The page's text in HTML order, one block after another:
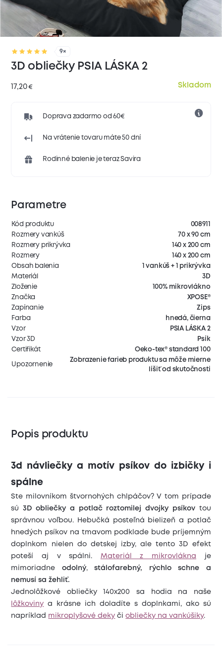
9×
3D obliečky PSIA LÁSKA 2
17,20€ Skladom
Doprava zadarmo od 60€
Na vrátenie tovaru máte 50 dní
Rodinné balenie je teraz Savira
Parametre
Kód produktu
008911
Rozmery vankúš
70 x 90 cm
Rozmery prikrývka
140 x 200 cm
Rozmery
140 x 200 cm
Obsah balenia
1 vankúš + 1 prikrývka
Materiál
3D
Zloženie
100% mikrovlákno
Značka
XPOSE®
Zapínanie
Zips
Farba
hnedá, čierna
Vzor
PSIA LÁSKA 2
Vzor 3D
Psík
Certifikát
Oeko-tex® standard 100
Upozornenie
Zobrazenie farieb produktu sa môže mierne
líšiť od skutočnosti
Popis produktu
3d návliečky a motív psíkov do izbičky i
spálne
Ste milovníkom štvornohých chlpáčov? V tom prípade
sú3D obliečky a potlač roztomilej dvojky psíkovtou
správnou voľbou. Hebučká posteľná bielizeň a potlač
hnedých psíkov na tmavom podklade bude príjemným
doplnkom nielen do detskej izby, ale tento 3D efekt
poteší aj v spálni. Materiál z mikrovlákna
je
mimoriadne odolný,stálofarebný, rýchlo schne a
nemusí sa žehliť.
Jednolôžkové obliečky 140x200 sa hodia na naše
lôžkoviny a krásne ich doladíte s doplnkami, ako sú
napríklad
mikroplyšové deky čiobliečky na vankúšiky.